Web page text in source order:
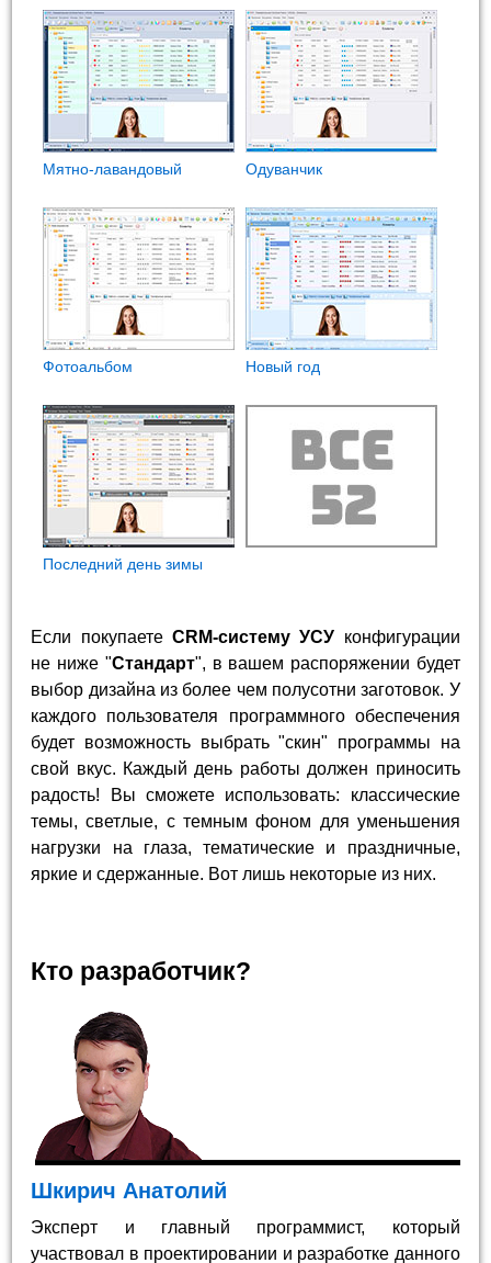
Мятно-лавандовый Одуванчик
Фотоальбом Новый год
Последний день зимы
Если покупаете CRM-систему УСУ конфигурации
не ниже "Стандарт", в вашем распоряжении будет
выбор дизайна из более чем полусотни заготовок. У
каждого пользователя программного обеспечения
будет возможность выбрать "скин" программы на
свой вкус. Каждый день работы должен приносить
радость! Вы сможете использовать: классические
темы, светлые, с темным фоном для уменьшения
нагрузки на глаза, тематические и праздничные,
яркие и сдержанные. Вот лишь некоторые из них.
Кто разработчик?
Шкирич Анатолий
Эксперт и главный программист, который
участвовал в проектировании и разработке данного